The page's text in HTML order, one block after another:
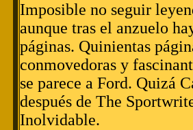
Imposible no seguir
aunque tras el anzuelo
páginas. Quinientas
conmovedoras y
se parece a Ford. Quizá
después de The
Inolvidable.